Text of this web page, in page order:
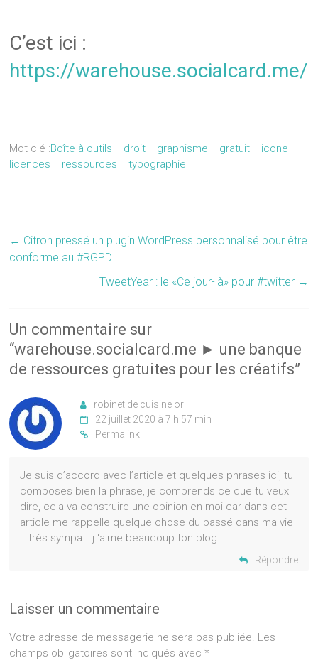
C’est ici :
https://warehouse.socialcard.me/
Mot clé :Boîte à outils droit graphisme gratuit
icone
licences
ressources typographie
← Citron pressé un plugin WordPress personnalisé pour être
conforme au #RGPD
TweetYear : le «Ce jour-là» pour #twitter →
Un commentaire sur
“warehouse.socialcard.me ► une banque
de ressources gratuites pour les créatifs”
robinet de cuisine or
22 juillet 2020 à 7 h 57 min
Permalink
Je suis d’accord avec l’article et quelques phrases ici, tu
composes bien la phrase, je comprends ce que tu veux
dire, cela va construire une opinion en moi car dans cet
article me rappelle quelque chose du passé dans ma vie
.. très sympa… j ‘aime beaucoup ton blog…
Répondre
Laisser un commentaire
Votre adresse de messagerie ne sera pas publiée. Les
champs obligatoires sont indiqués avec*